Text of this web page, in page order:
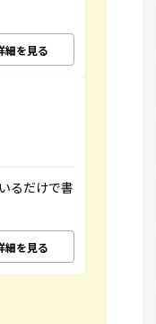
細を見る
るだけで書
細を見る